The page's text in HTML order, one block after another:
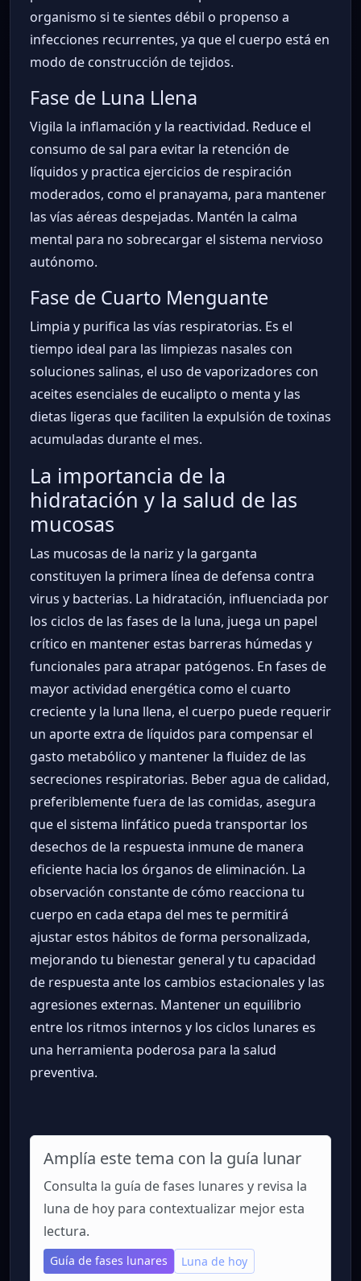
organismo si te sientes débil o propenso a
infecciones recurrentes, ya que el cuerpo está en
modo de construcción de tejidos.
Fase de Luna Llena
Vigila la inflamación y la reactividad. Reduce el
consumo de sal para evitar la retención de
líquidos y practica ejercicios de respiración
moderados, como el pranayama, para mantener
las vías aéreas despejadas. Mantén la calma
mental para no sobrecargar el sistema nervioso
autónomo.
Fase de Cuarto Menguante
Limpia y purifica las vías respiratorias. Es el
tiempo ideal para las limpiezas nasales con
soluciones salinas, el uso de vaporizadores con
aceites esenciales de eucalipto o menta y las
dietas ligeras que faciliten la expulsión de toxinas
acumuladas durante el mes.
La importancia de la
hidratación y la salud de las
mucosas
Las mucosas de la nariz y la garganta
constituyen la primera línea de defensa contra
virus y bacterias. La hidratación, influenciada por
los ciclos de las fases de la luna, juega un papel
crítico en mantener estas barreras húmedas y
funcionales para atrapar patógenos. En fases de
mayor actividad energética como el cuarto
creciente y la luna llena, el cuerpo puede requerir
un aporte extra de líquidos para compensar el
gasto metabólico y mantener la fluidez de las
secreciones respiratorias. Beber agua de calidad,
preferiblemente fuera de las comidas, asegura
que el sistema linfático pueda transportar los
desechos de la respuesta inmune de manera
eficiente hacia los órganos de eliminación. La
observación constante de cómo reacciona tu
cuerpo en cada etapa del mes te permitirá
ajustar estos hábitos de forma personalizada,
mejorando tu bienestar general y tu capacidad
de respuesta ante los cambios estacionales y las
agresiones externas. Mantener un equilibrio
entre los ritmos internos y los ciclos lunares es
una herramienta poderosa para la salud
preventiva.
Amplía este tema con la guía lunar
Consulta la guía de fases lunares y revisa la
luna de hoy para contextualizar mejor esta
lectura.
Guía de fases lunares Luna de hoy